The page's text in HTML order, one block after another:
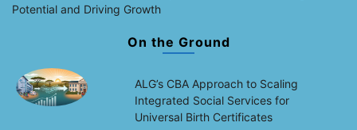
Potential and Driving Growth
On the Ground
ALG’s CBA Approach to Scaling
Integrated Social Services for
Universal Birth Certificates